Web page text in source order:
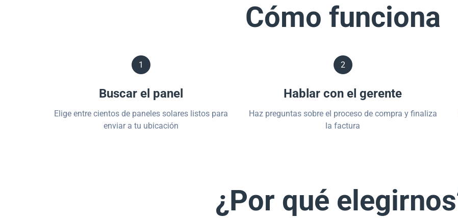
Cómo funciona
1
Buscar el panel
Elige entre cientos de paneles solares listos para
enviar a tu ubicación
2
Hablar con el gerente
Haz preguntas sobre el proceso de compra y finaliza
la factura
¿Por qué